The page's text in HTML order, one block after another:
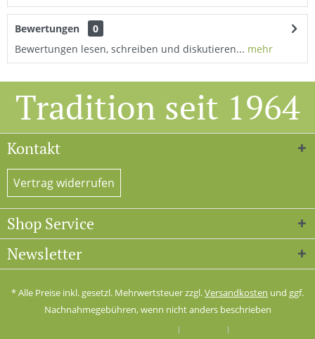
Bewertungen
0
Bewertungen lesen, schreiben und diskutieren... mehr
Tradition seit 1964
Kontakt
Vertrag widerrufen
Shop Service
Newsletter
* Alle Preise inkl. gesetzl. Mehrwertsteuer zzgl.Versandkosten und ggf.
Nachnahmegebühren, wenn nicht anders beschrieben